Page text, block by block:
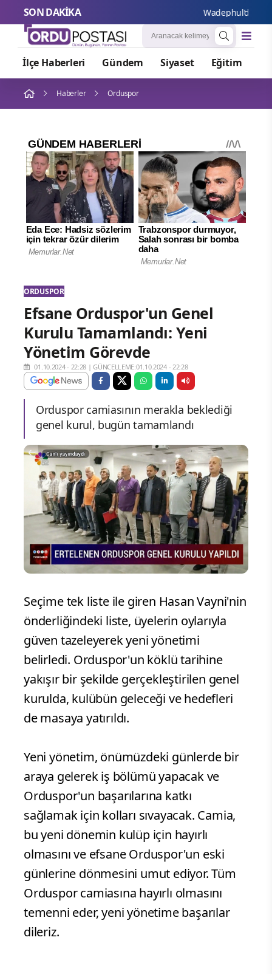
SON DAKİKA Wadephul’dan
İlçe Haberleri Gündem Siyaset Eğitim
Haberler Orduspor
ORDUSPOR
Efsane Orduspor'un Genel
Kurulu Tamamlandı: Yeni
Yönetim Görevde
01.10.2024 - 22:28 |GÜNCELLEME:01.10.2024 - 22:28
Orduspor camiasının merakla beklediği
genel kurul, bugün tamamlandı
Seçime tek liste ile giren Hasan Vayni'nin
önderliğindeki liste, üyelerin oylarıyla
güven tazeleyerek yeni yönetimi
belirledi. Orduspor'un köklü tarihine
yakışır bir şekilde gerçekleştirilen genel
kurulda, kulübün geleceği ve hedefleri
de masaya yatırıldı.
Yeni yönetim, önümüzdeki günlerde bir
araya gelerek iş bölümü yapacak ve
Orduspor'un başarılarına katkı
sağlamak için kolları sıvayacak. Camia,
bu yeni dönemin kulüp için hayırlı
olmasını ve efsane Orduspor'un eski
günlerine dönmesini umut ediyor. Tüm
Orduspor camiasına hayırlı olmasını
temenni eder, yeni yönetime başarılar
dileriz.